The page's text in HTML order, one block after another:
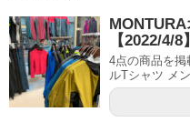
【2022/4/8】
4点の商品を
ルTシャツ メ